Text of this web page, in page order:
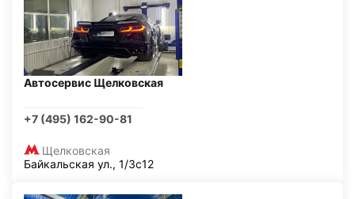
Автосервис Щелковская
+7 (495) 162-90-81
Щелковская
Байкальская ул., 1/3с12